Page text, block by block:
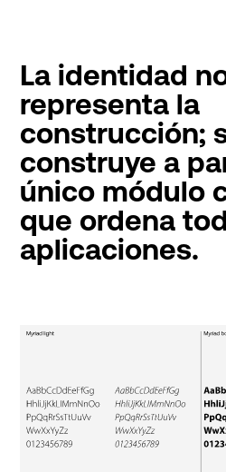
La identidad
representa la
construcción;
construye a
único módulo
que ordena
aplicaciones.